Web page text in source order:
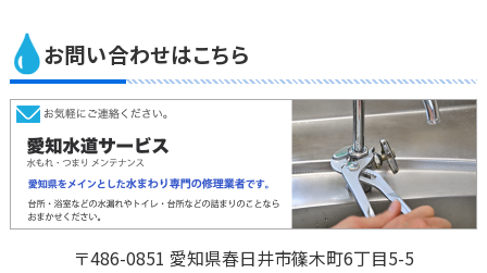
お問い合わせはこちら
〒486-0851 愛知県春日井市篠木町6丁目5-5